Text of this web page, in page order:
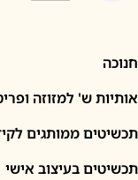
למזוזה ופריטי
ממותגים לקידום
בעיצוב אישי